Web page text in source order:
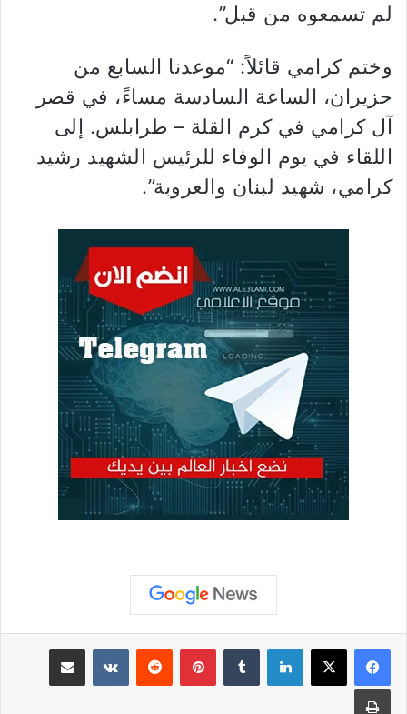
لم تسمعوه من قبل”.
وختم كرامي قائلاً: “موعدنا السابع من
حزيران، الساعة السادسة مساءً، في قصر
آل كرامي في كرم القلة – طرابلس. إلى
اللقاء في يوم الوفاء للرئيس الشهيد رشيد
كرامي، شهيد لبنان والعروبة”.
لينكدإن بينتيريست مشاركة عبر البريد
طباعة